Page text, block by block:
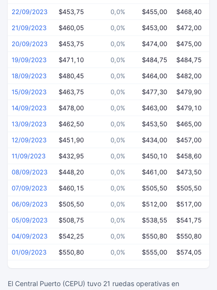
22/09/2023 $453,75 0,0% $455,00 $468,40
21/09/2023 $460,05 0,0% $453,00 $472,00
20/09/2023 $453,75 0,0% $474,00 $475,00
19/09/2023 $471,10 0,0% $484,75 $484,75
18/09/2023 $480,45 0,0% $464,00 $482,00
15/09/2023 $463,75 0,0% $477,30 $479,90
14/09/2023 $478,00 0,0% $463,00 $479,10
13/09/2023 $462,50 0,0% $453,50 $465,00
12/09/2023 $451,90 0,0% $434,00 $457,00
11/09/2023 $432,95 0,0% $450,10 $458,60
08/09/2023 $448,20 0,0% $461,00 $473,50
07/09/2023 $460,15 0,0% $505,50 $505,50
06/09/2023 $505,50 0,0% $512,00 $517,00
05/09/2023 $508,75 0,0% $538,55 $541,75
04/09/2023 $542,25 0,0% $550,80 $550,80
01/09/2023 $550,80 0,0% $555,00 $574,05
El Central Puerto (CEPU) tuvo 21 ruedas operativas en